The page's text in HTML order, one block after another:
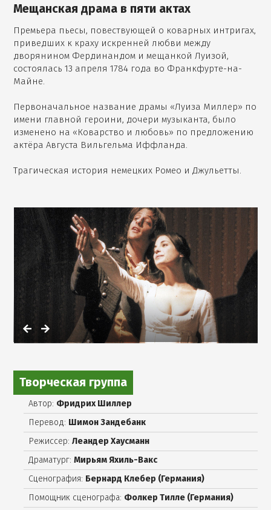
Мещанская драма в пяти актах
Премьера пьесы, повествующей о коварных интригах,
приведших к краху искренней любви между
дворянином Фердинандом и мещанкой Луизой,
состоялась 13 апреля 1784 года во Франкфурте-на-
Майне.
Первоначальное название драмы «Луиза Миллер» по
имени главной героини, дочери музыканта, было
изменено на «Коварство и любовь» по предложению
актёра Августа Вильгельма Иффланда.
Трагическая история немецких Ромео и Джульетты.
Открыть
фотографию
галерее
Творческая группа
Автор: Фридрих Шиллер
Перевод: Шимон Зандебанк
Режиссер:Леандер Хаусманн
Драматург:Мирьям Яхиль-Вакс
Сценография: Бернард Клебер (Германия)
Помощник сценографа: Фолкер Тилле (Германия)